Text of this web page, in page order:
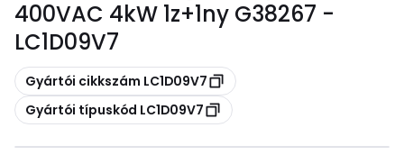
400VAC 4kW 1z+1ny G38267 -
LC1D09V7
Másolás
Gyártói cikkszám LC1D09V7
Másolás
Gyártói típuskód LC1D09V7